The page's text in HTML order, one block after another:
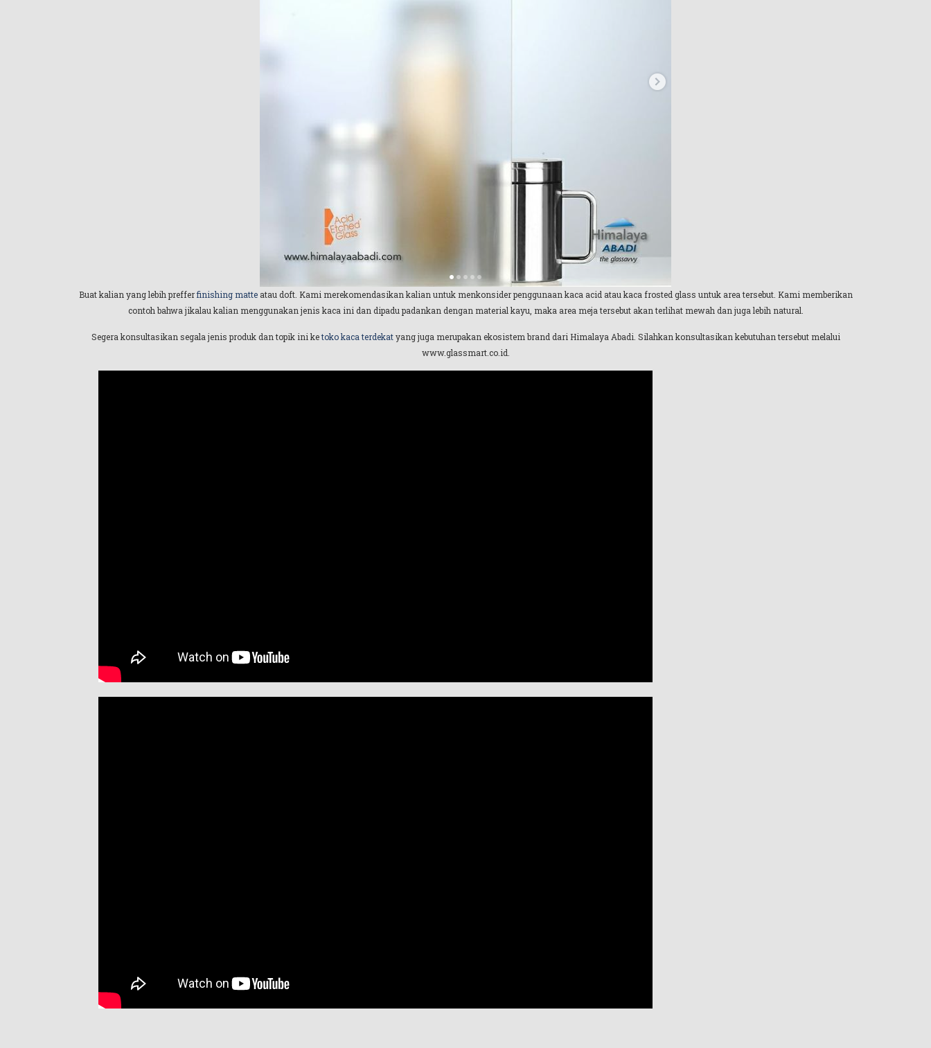
Buat kalian yang lebih prefferfinishing matte atau doft. Kami merekomendasikan kalian untuk menkonsider penggunaan kaca acid atau kaca frosted glass untuk area tersebut. Kami memberikan
contoh bahwa jikalau kalian menggunakan jenis kaca ini dan dipadu padankan dengan material kayu, maka area meja tersebut akan terlihat mewah dan juga lebih natural.
Segera konsultasikan segala jenis produk dan topik ini ketoko kaca terdekatyang juga merupakan ekosistem brand dari Himalaya Abadi. Silahkan konsultasikan kebutuhan tersebut melalui
www.glassmart.co.id.